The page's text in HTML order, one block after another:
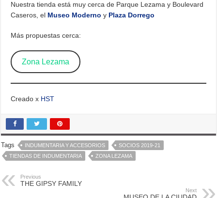
Nuestra tienda está muy cerca de Parque Lezama y Boulevard
Caseros, el Museo Moderno y Plaza Dorrego
Más propuestas cerca:
Zona Lezama
Creado x HST
Tags INDUMENTARIA Y ACCESORIOS
SOCIOS 2019-21
TIENDAS DE INDUMENTARIA
ZONA LEZAMA
Previous
THE GIPSY FAMILY
Next